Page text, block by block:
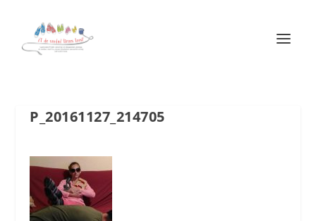
P_20161127_214705